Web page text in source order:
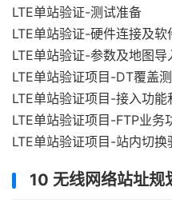
LTE单站验证-测试准备
LTE单站验证-硬件连接及软
LTE单站验证-参数及地图导
LTE单站验证项目-DT覆盖
LTE单站验证项目-接入功能
LTE单站验证项目-FTP业务
LTE单站验证项目-站内切换
10 无线网络站址规